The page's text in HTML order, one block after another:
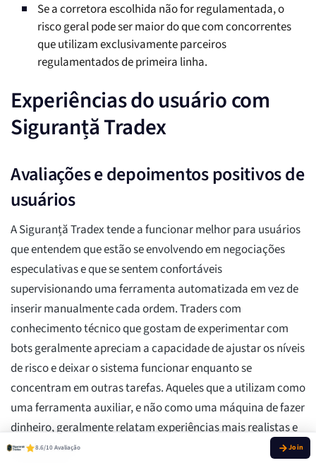
Se a corretora escolhida não for regulamentada, o
risco geral pode ser maior do que com concorrentes
que utilizam exclusivamente parceiros
regulamentados de primeira linha.
Experiências do usuário com
Siguranță Tradex
Avaliações e depoimentos positivos de
usuários
A Siguranță Tradex tende a funcionar melhor para usuários
que entendem que estão se envolvendo em negociações
especulativas e que se sentem confortáveis
supervisionando uma ferramenta automatizada em vez de
inserir manualmente cada ordem. Traders com
conhecimento técnico que gostam de experimentar com
bots geralmente apreciam a capacidade de ajustar os níveis
de risco e deixar o sistema funcionar enquanto se
concentram em outras tarefas. Aqueles que a utilizam como
uma ferramenta auxiliar, e não como uma máquina de fazer
dinheiro, geralmente relatam experiências mais realistas e
construtivas.
8.6/10 Avaliação